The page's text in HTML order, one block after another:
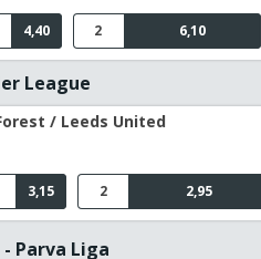
4,40 6,10
2
League
/ Leeds United
3,15 2,95
2
Parva Liga